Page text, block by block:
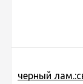
черный